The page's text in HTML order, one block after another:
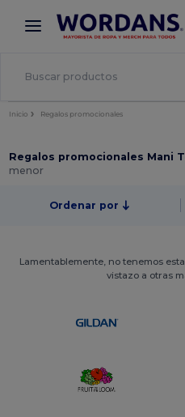
× App de Wordans
¡Mejores precios en app!
Inicio Regalos promocionales
Regalos promocionales Mani
menor
Ordenar por
Lamentablemente, no tenemos
vistazo a otras